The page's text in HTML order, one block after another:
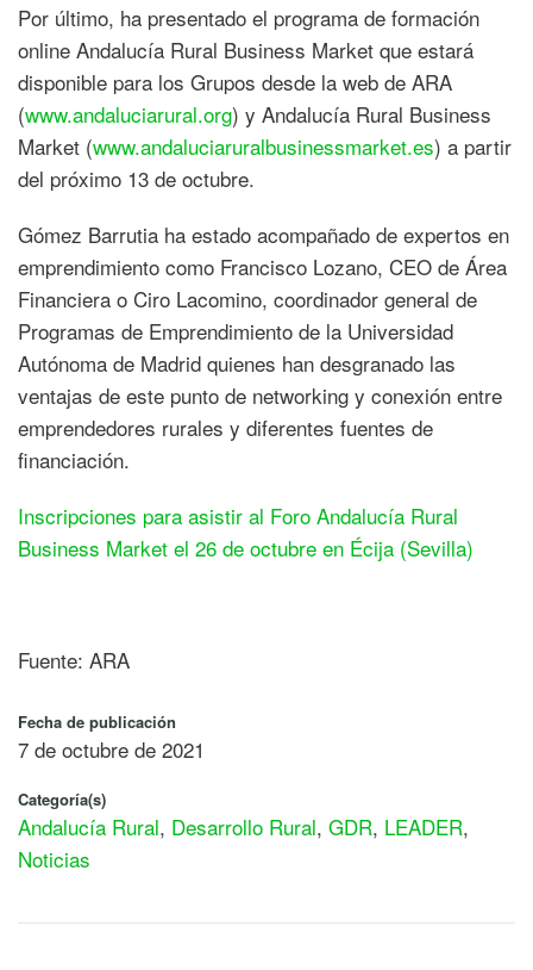
Por último, ha presentado el programa de formación
online Andalucía Rural Business Market que estará
disponible para los Grupos desde la web de ARA
(www.andaluciarural.org) y Andalucía Rural Business
Market (www.andaluciaruralbusinessmarket.es) a partir
del próximo 13 de octubre.
Gómez Barrutia ha estado acompañado de expertos en
emprendimiento como Francisco Lozano, CEO de Área
Financiera o Ciro Lacomino, coordinador general de
Programas de Emprendimiento de la Universidad
Autónoma de Madrid quienes han desgranado las
ventajas de este punto de networking y conexión entre
emprendedores rurales y diferentes fuentes de
financiación.
Inscripciones para asistir al Foro Andalucía Rural
Business Market el 26 de octubre en Écija (Sevilla)
Fuente: ARA
Fecha de publicación
7 de octubre de 2021
Categoría(s)
Andalucía Rural, Desarrollo Rural, GDR, LEADER,
Noticias